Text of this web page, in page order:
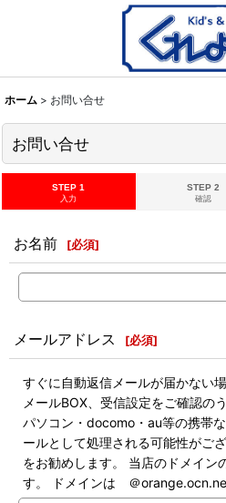
ホーム > お問い合せ
お問い合せ
STEP 1
入力
STEP 2
確認
お名前 [必須]
メールアドレス [必須]
すぐに自動返信メールが届かない
メールBOX、受信設定をご確認の
パソコン・docomo・au等の携帯
ールとして処理される可能性がご
をお勧めします。 当店のドメイン
す。 ドメインは ＠